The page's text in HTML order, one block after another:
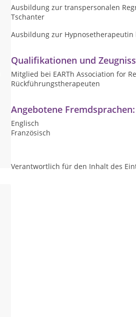
Ausbildung zur transpersonalen
Tschanter
Ausbildung zur Hypnosetherapeutin
Qualifikationen und
Mitglied bei EARTh Association for
Rückführungstherapeuten
Angebotene Fremdsprachen:
Englisch
Französisch
Verantwortlich für den Inhalt des